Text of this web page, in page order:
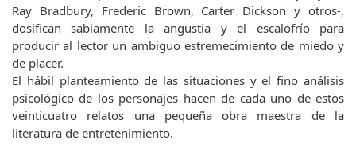
Ray Bradbury, Frederic Brown, Carter Dickson y otros-,
dosifican sabiamente la angustia y el escalofrío para
producir al lector un ambiguo estremecimiento de miedo y
de placer.
El hábil planteamiento de las situaciones y el fino análisis
psicológico de los personajes hacen de cada uno de estos
veinticuatro relatos una pequeña obra maestra de la
literatura de entretenimiento.